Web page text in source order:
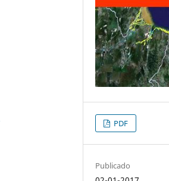
PDF
Publicado